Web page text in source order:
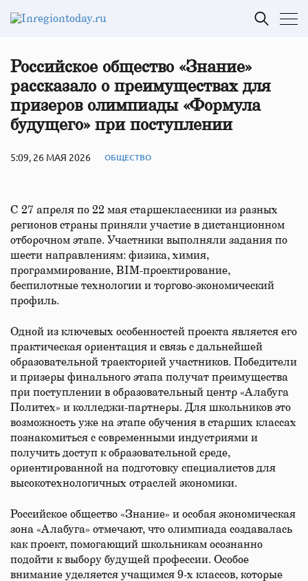
Российское общество «Знание»
рассказало о преимуществах для
призеров олимпиады «Формула
будущего» при поступлении
5:09, 26 МАЯ 2026 ОБЩЕСТВО
С 27 апреля по 22 мая старшеклассники из разных
регионов страны приняли участие в дистанционном
отборочном этапе. Участники выполняли задания по
шести направлениям: физика, химия,
программирование, BIM-проектирование,
беспилотные технологии и торгово-экономический
профиль.
Одной из ключевых особенностей проекта является его
практическая ориентация и связь с дальнейшей
образовательной траекторией участников. Победители
и призеры финального этапа получат преимущества
при поступлении в образовательный центр «Алабуга
Политех» и колледжи-партнеры. Для школьников это
возможность уже на этапе обучения в старших классах
познакомиться с современными индустриями и
получить доступ к образовательной среде,
ориентированной на подготовку специалистов для
высокотехнологичных отраслей экономики.
Российское общество «Знание» и особая экономическая
зона «Алабуга» отмечают, что олимпиада создавалась
как проект, помогающий школьникам осознанно
подойти к выбору будущей профессии. Особое
внимание уделяется учащимся 9-х классов, которые